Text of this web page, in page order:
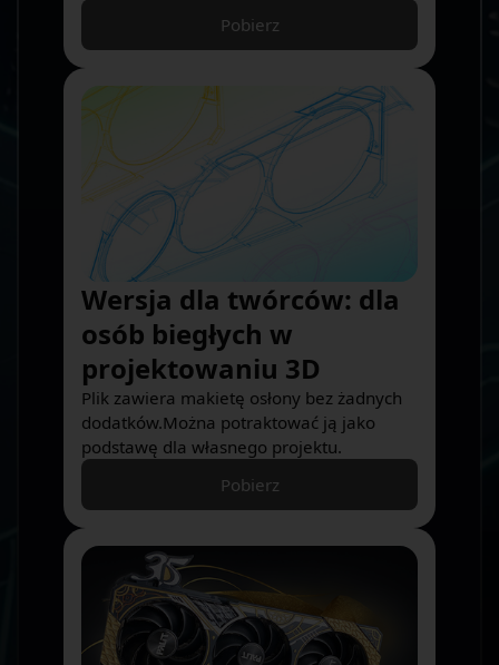
Pobierz
Wersja dla twórców: dla
osób biegłych w
projektowaniu 3D
Plik zawiera makietę osłony bez żadnych
dodatków.Można potraktować ją jako
podstawę dla własnego projektu.
Pobierz